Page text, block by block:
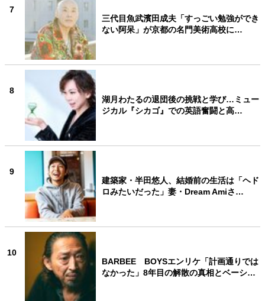
7
三代目魚武濱田成夫「すっごい勉強ができ
ない阿呆」が京都の名門美術高校に…
8
湖月わたるの退団後の挑戦と学び…ミュー
ジカル『シカゴ』での英語奮闘と高…
9
建築家・半田悠人、結婚前の生活は「ヘド
ロみたいだった」妻・Dream Amiさ…
10
BARBEE BOYSエンリケ「計画通りでは
なかった」8年目の解散の真相とベーシ…